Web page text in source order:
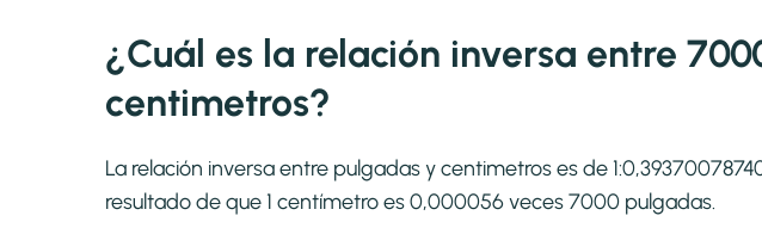
¿Cuál es la relación inversa entre
centimetros?
La relación inversa entre pulgadas y centimetros es de
resultado de que 1 centímetro es 0,000056 veces 7000 pulgadas.